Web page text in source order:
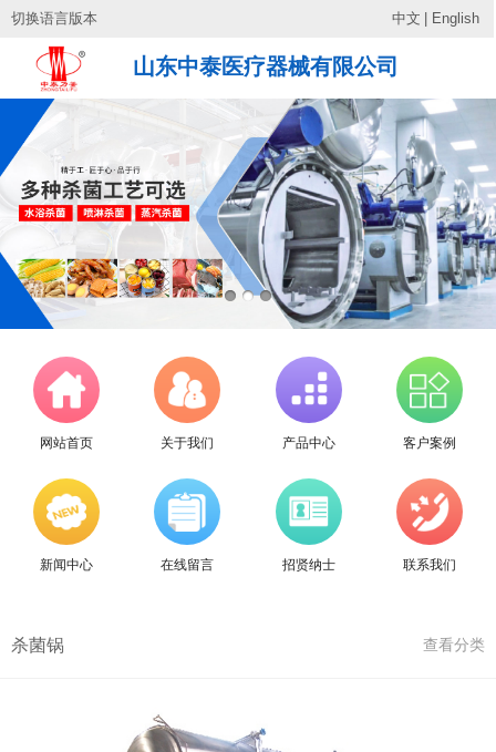
切换语言版本 中文 English
山东中泰医疗器械有限公司
网站首页 关于我们 产品中心 客户案例
新闻中心 在线留言 招贤纳士 联系我们
杀菌锅 查看分类